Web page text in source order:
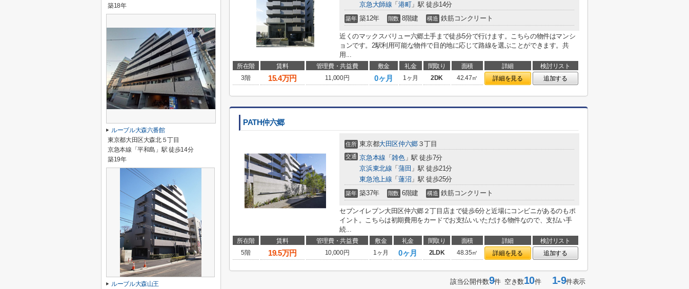
京急大師線 「 港町」駅 徒歩14分
築年 築12年 階数 8階建 構造 鉄筋コンクリート
近くのマックスバリュー六郷土手まで徒歩5分で行けます。こちらの物件はマンシ
ョンです。2駅利用可能な物件で目的地に応じて路線を選ぶことができます。共
用...
所在階 賃料 管理費・共益費 敷金 礼金 間取り 面積 詳細
検討リスト
3階
15.4万円 11,000円 0ヶ月 1ヶ月 2DK 42.47㎡ 詳細を見る 追加する
PATH仲六郷
住所 東京都大田区仲六郷３丁目
交通 京急本線 「雑色」駅 徒歩7分
京浜東北線 「 蒲田 」駅 徒歩21分
東急池上線 「 蓮沼 」駅 徒歩25分
築年 築37年 階数 6階建 構造 鉄筋コンクリート
セブンイレブン大田区仲六郷２丁目店まで徒歩6分と近場にコンビニがあるのもポ
イント。こちらは初期費用をカードでお支払いいただける物件なので、支払い手
続...
所在階 賃料 管理費・共益費 敷金 礼金 間取り 面積 詳細
検討リスト
5階
19.5万円 10,000円 1ヶ月 0ヶ月 2LDK 48.35㎡ 詳細を見る 追加する
該当公開件数9件 空き数10件1-9件表示
築18年
ルーブル大森六番館
東京都大田区大森北５丁目
京急本線「平和島」駅 徒歩14分
築19年
ルーブル大森山王